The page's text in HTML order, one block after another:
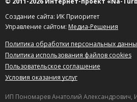
Создание сайта: ИК Приоритет
Управление сайтом: Медиа-Решения
Политика обработки персональных
Политика использования файлов cookies
Пользовательское соглашение
Условия оказания услуг
ИП Пономарев Анатолий Александрович,